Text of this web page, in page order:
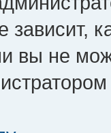
зависит,
вы не